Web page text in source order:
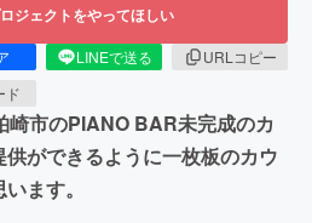
ジェクトをやってほしい
LINEで送る
URLコピー
ド
崎市のPIANO BAR未完成のカ
ができるように一枚板のカウ
ます。